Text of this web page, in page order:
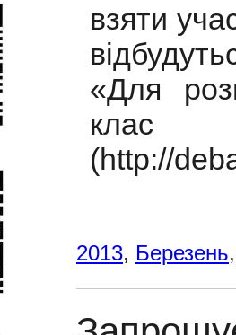
взяти
«Для
клас
(http://
2013, Березень